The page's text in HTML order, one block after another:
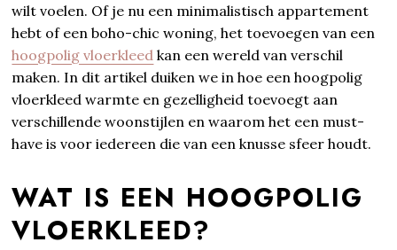
wilt voelen. Of je nu een minimalistisch appartement
hebt of een boho-chic woning, het toevoegen van een
hoogpolig vloerkleed kan een wereld van verschil
maken. In dit artikel duiken we in hoe een hoogpolig
vloerkleed warmte en gezelligheid toevoegt aan
verschillende woonstijlen en waarom het een must-
have is voor iedereen die van een knusse sfeer houdt.
WAT IS EEN HOOGPOLIG
VLOERKLEED?